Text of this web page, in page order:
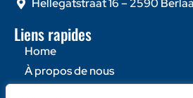
Liens rapides
Home
À propos de nous